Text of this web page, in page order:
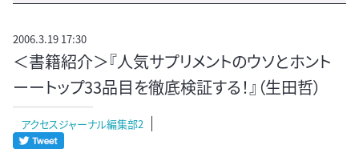
2006.3.19 17:30
＜書籍紹介＞『人気サプリメントのウソとホント
ーートップ33品目を徹底検証する！』（生田哲）
アクセスジャーナル編集部2